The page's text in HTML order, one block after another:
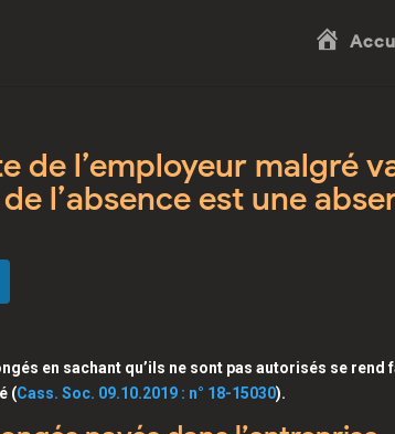
de l’employeur malgré
l’absence est une
en sachant qu’ils ne sont pas autorisés se rend
(Cass. Soc. 09.10.2019 : n° 18-15030).